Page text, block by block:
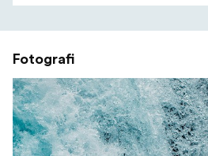
Fotografi